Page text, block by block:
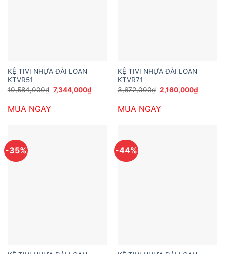
KỆ TIVI NHỰA ĐÀI LOAN
KTVR51
10,584,000₫ Giá
gốc
7,344,000₫Giá
hiện
7,344,000₫.
MUA NGAY
KỆ TIVI NHỰA ĐÀI LOAN
KTVR71
3,672,000₫ Giá
gốc
3,672,000₫.
2,160,000₫Giá
hiện
MUA NGAY
-35% -44%